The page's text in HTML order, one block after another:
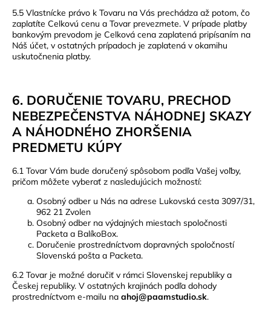
5.5 Vlastnícke právo k Tovaru na Vás prechádza až potom, čo
zaplatíte Celkovú cenu a Tovar prevezmete. V prípade platby
bankovým prevodom je Celková cena zaplatená pripísaním na
Náš účet, v ostatných prípadoch je zaplatená v okamihu
uskutočnenia platby.
6. DORUČENIE TOVARU, PRECHOD
NEBEZPEČENSTVA NÁHODNEJ SKAZY
A NÁHODNÉHO ZHORŠENIA
PREDMETU KÚPY
6.1 Tovar Vám bude doručený spôsobom podľa Vašej voľby,
pričom môžete vyberať z nasledujúcich možností:
Osobný odber u Nás na adrese Lukovská cesta 3097/31,
962 21 Zvolen
Osobný odber na výdajných miestach spoločnosti
Packeta a BalíkoBox.
Doručenie prostredníctvom dopravných spoločností
Slovenská pošta a Packeta.
6.2 Tovar je možné doručiť v rámci Slovenskej republiky a
Českej republiky. V ostatných krajinách podľa dohody
prostredníctvom e-mailu na ahoj@paamstudio.sk.